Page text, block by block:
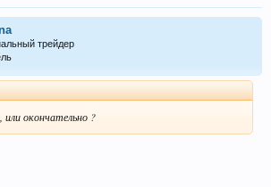
трейдер
или окончательно ?